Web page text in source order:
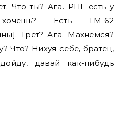
Что ты? Ага. РПГ есть у
Есть ТМ-62
Трет? Ага. Махнемся?
Что? Нихуя себе, братец,
давай как-нибудь